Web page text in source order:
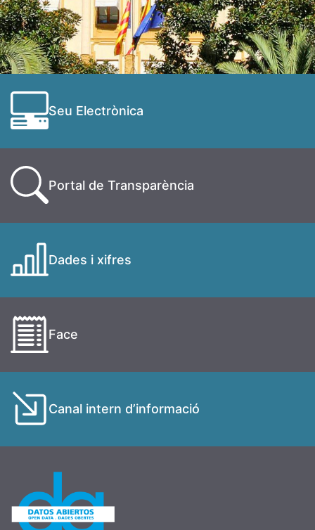
Seu Electrònica
Portal de Transparència
Dades i xifres
Face
Canal intern d’informació